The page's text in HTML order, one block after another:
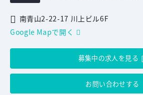
南青山2-22-17 川上ビル6F
Google Mapで開く
募集中の求人を見る
お問い合わせする